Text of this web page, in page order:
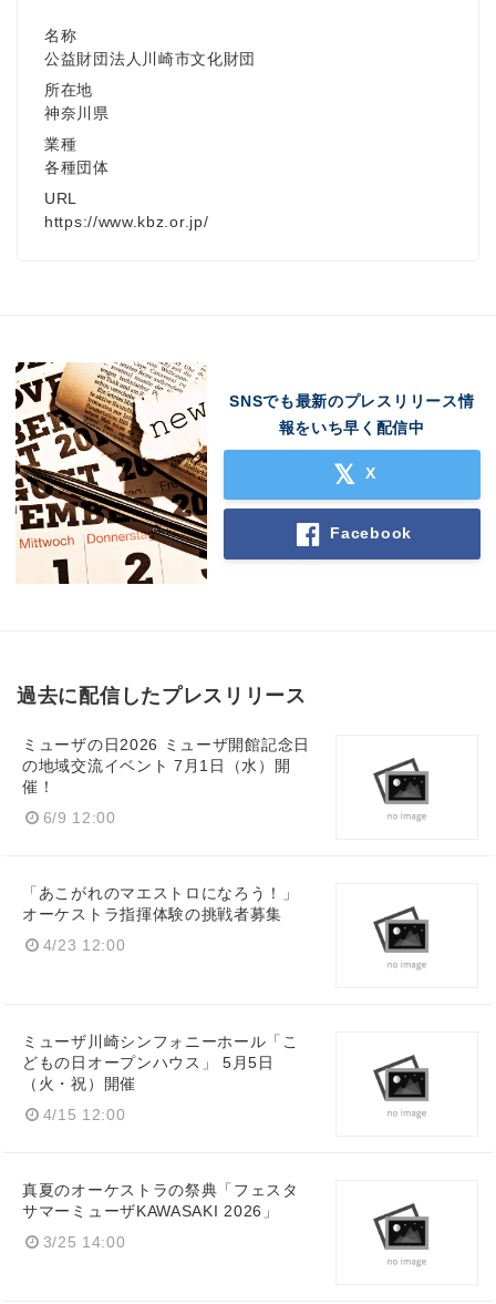
名称
公益財団法人川崎市文化財団
所在地
神奈川県
業種
各種団体
URL
https://www.kbz.or.jp/
SNSでも最新のプレスリリース情
報をいち早く配信中
X
Facebook
過去に配信したプレスリリース
ミューザの日2026 ミューザ開館記念日
の地域交流イベント 7月1日（水）開
催！
6/9 12:00
「あこがれのマエストロになろう！」
オーケストラ指揮体験の挑戦者募集
4/23 12:00
ミューザ川崎シンフォニーホール「こ
どもの日オープンハウス」 5月5日
（火・祝）開催
4/15 12:00
真夏のオーケストラの祭典「フェスタ
サマーミューザKAWASAKI 2026」
3/25 14:00